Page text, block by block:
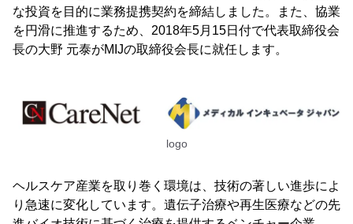
な投資を目的に業務提携契約を締結しました。また、協業
を円滑に推進するため、2018年5月15日付で代表取締役会
長の大野 元泰がMIJの取締役会長に就任します。
logo
ヘルスケア産業を取り巻く環境は、技術の著しい進歩によ
り急速に変化しています。遺伝子治療や再生医療などの先